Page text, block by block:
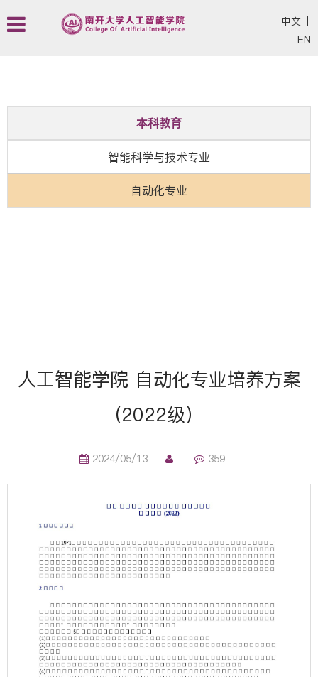
中文
EN
本科教育
智能科学与技术专业
自动化专业
人工智能学院 自动化专业培养方案
(2022级）
2024/05/13 359